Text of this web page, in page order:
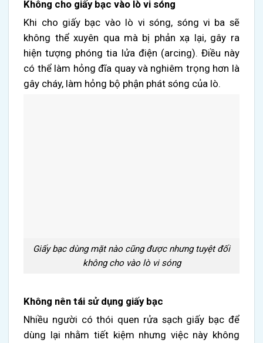
Không cho giấy bạc vào lò vi sóng
Khi cho giấy bạc vào lò vi sóng, sóng vi ba sẽ
không thể xuyên qua mà bị phản xạ lại, gây ra
hiện tượng phóng tia lửa điện (arcing). Điều này
có thể làm hỏng đĩa quay và nghiêm trọng hơn là
gây cháy, làm hỏng bộ phận phát sóng của lò.
Giấy bạc dùng mặt nào cũng được nhưng tuyệt đối
không cho vào lò vi sóng
Không nên tái sử dụng giấy bạc
Nhiều người có thói quen rửa sạch giấy bạc để
dùng lại nhằm tiết kiệm nhưng việc này không